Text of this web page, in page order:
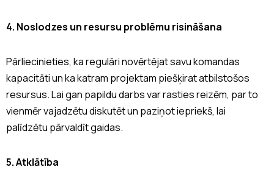
4. Noslodzes un resursu problēmu risināšana
Pārliecinieties, ka regulāri novērtējat savu komandas
kapacitāti un ka katram projektam piešķirat atbilstošos
resursus. Lai gan papildu darbs var rasties reizēm, par to
vienmēr vajadzētu diskutēt un paziņot iepriekš, lai
palīdzētu pārvaldīt gaidas.
5. Atklātība